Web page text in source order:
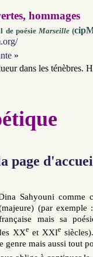
hommages
de poésie Marseille (
»
dans les ténèbres.
page
Sahyouni comme
(par exemple
mais sa
XXe et XXIe
genre mais aussi tout